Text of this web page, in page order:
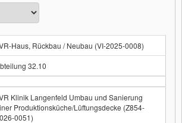
Haus, Rückbau / Neubau (VI-2025-0008)
32.10
Klinik Langenfeld Umbau und Sanierung
Produktionsküche/Lüftungsdecke (Z854-
0051)